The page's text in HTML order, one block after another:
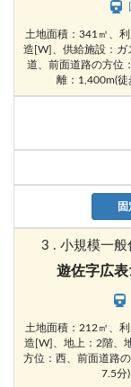
土地面積：341㎡、
造[W]、供給施設：ガ
道、前面道路の方位
離：1,400m(
3 . 小規模一
遊佐字広
土地面積：212㎡、
造[W]、地上：2階、
方位：西、前面道路
7.5分